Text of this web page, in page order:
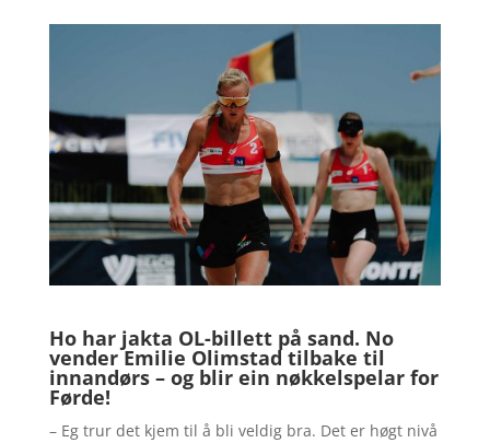
Ho har jakta OL-billett på sand. No
vender Emilie Olimstad tilbake til
innandørs – og blir ein nøkkelspelar for
Førde!
– Eg trur det kjem til å bli veldig bra. Det er høgt nivå